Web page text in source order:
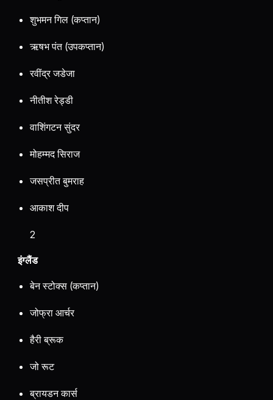
शुभमन गिल (कप्तान)
ऋषभ पंत (उपकप्तान)
रवींद्र जडेजा
नीतीश रेड्डी
वाशिंगटन सुंदर
मोहम्मद सिराज
जसप्रीत बुमराह
आकाश दीप
2
इंग्लैंड
बेन स्टोक्स (कप्तान)
जोफ्रा आर्चर
हैरी ब्रूक
जो रूट
ब्रायडन कार्स